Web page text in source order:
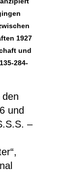
1927
und
284-
und
–